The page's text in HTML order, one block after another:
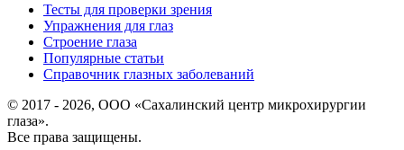
Тесты для проверки зрения
Упражнения для глаз
Строение глаза
Популярные статьи
Справочник глазных заболеваний
© 2017 - 2026, ООО «Сахалинский центр микрохирургии
глаза».
Все права защищены.